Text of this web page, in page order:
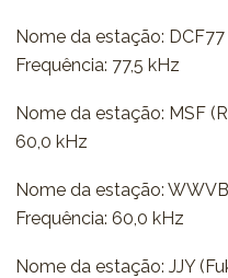
Nome da estação:
Frequência: 77,5 kHz
Nome da estação: MSF
60,0 kHz
Nome da estação:
Frequência: 60,0 kHz
Nome da estação: JJY